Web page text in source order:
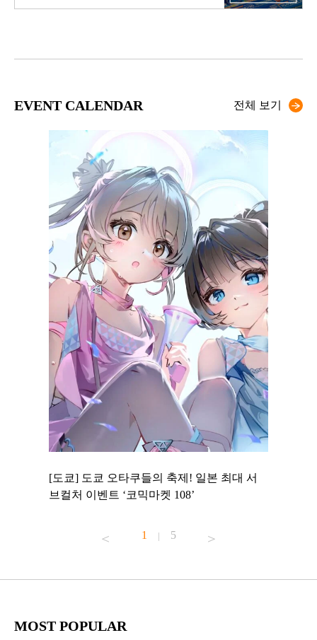
EVENT CALENDAR 전체 보기
[도쿄] 도쿄 오타쿠들의 축제! 일본 최대 서
브컬처 이벤트 ‘코믹마켓 108’
1 | 5
MOST POPULAR